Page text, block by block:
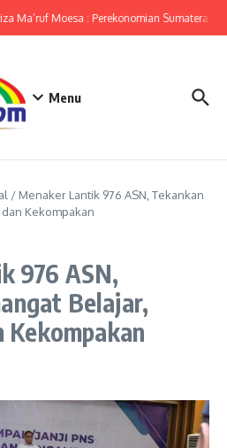
Ma’ruf Moesa : Perekonomian Sumatera
Menu
/ Menaker Lantik 976 ASN, Tekankan
Kekompakan
976 ASN,
Belajar,